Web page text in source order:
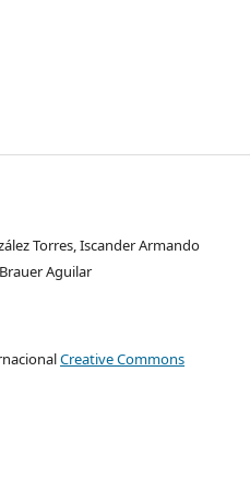
Torres, Iscander Armando
Aguilar
Creative Commons